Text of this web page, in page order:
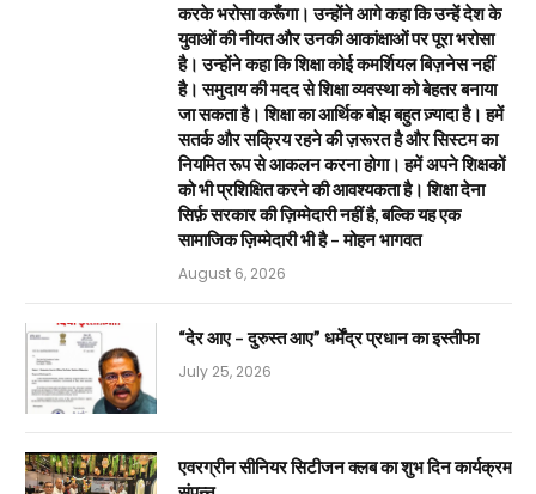
करके भरोसा करूँगा। उन्होंने आगे कहा कि उन्हें देश के
युवाओं की नीयत और उनकी आकांक्षाओं पर पूरा भरोसा
है। उन्होंने कहा कि शिक्षा कोई कमर्शियल बिज़नेस नहीं
है। समुदाय की मदद से शिक्षा व्यवस्था को बेहतर बनाया
जा सकता है। शिक्षा का आर्थिक बोझ बहुत ज़्यादा है। हमें
सतर्क और सक्रिय रहने की ज़रूरत है और सिस्टम का
नियमित रूप से आकलन करना होगा। हमें अपने शिक्षकों
को भी प्रशिक्षित करने की आवश्यकता है। शिक्षा देना
सिर्फ़ सरकार की ज़िम्मेदारी नहीं है, बल्कि यह एक
सामाजिक ज़िम्मेदारी भी है – मोहन भागवत
August 6, 2026
“देर आए – दुरुस्त आए” धर्मेंद्र प्रधान का इस्तीफा
July 25, 2026
एवरग्रीन सीनियर सिटीजन क्लब का शुभ दिन कार्यक्रम